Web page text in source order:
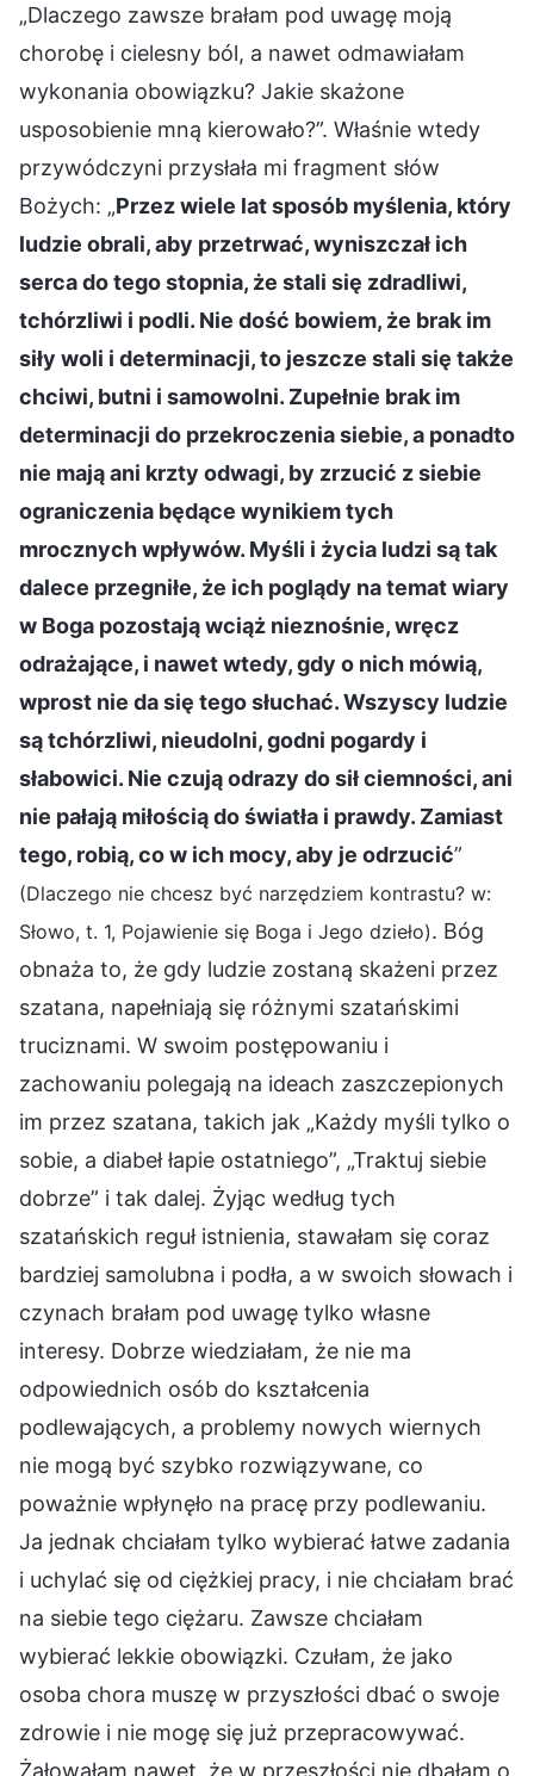
„Dlaczego zawsze brałam pod uwagę moją
chorobę i cielesny ból, a nawet odmawiałam
wykonania obowiązku? Jakie skażone
usposobienie mną kierowało?”. Właśnie wtedy
przywódczyni przysłała mi fragment słów
Bożych: „Przez wiele lat sposób myślenia, który
ludzie obrali, aby przetrwać, wyniszczał ich
serca do tego stopnia, że stali się zdradliwi,
tchórzliwi i podli. Nie dość bowiem, że brak im
siły woli i determinacji, to jeszcze stali się także
chciwi, butni i samowolni. Zupełnie brak im
determinacji do przekroczenia siebie, a ponadto
nie mają ani krzty odwagi, by zrzucić z siebie
ograniczenia będące wynikiem tych
mrocznych wpływów. Myśli i życia ludzi są tak
dalece przegniłe, że ich poglądy na temat wiary
w Boga pozostają wciąż nieznośnie, wręcz
odrażające, i nawet wtedy, gdy o nich mówią,
wprost nie da się tego słuchać. Wszyscy ludzie
są tchórzliwi, nieudolni, godni pogardy i
słabowici. Nie czują odrazy do sił ciemności, ani
nie pałają miłością do światła i prawdy. Zamiast
tego, robią, co w ich mocy, aby je odrzucić”
(Dlaczego nie chcesz być narzędziem kontrastu? w:
Słowo, t. 1, Pojawienie się Boga i Jego dzieło). Bóg
obnaża to, że gdy ludzie zostaną skażeni przez
szatana, napełniają się różnymi szatańskimi
truciznami. W swoim postępowaniu i
zachowaniu polegają na ideach zaszczepionych
im przez szatana, takich jak „Każdy myśli tylko o
sobie, a diabeł łapie ostatniego”, „Traktuj siebie
dobrze” i tak dalej. Żyjąc według tych
szatańskich reguł istnienia, stawałam się coraz
bardziej samolubna i podła, a w swoich słowach i
czynach brałam pod uwagę tylko własne
interesy. Dobrze wiedziałam, że nie ma
odpowiednich osób do kształcenia
podlewających, a problemy nowych wiernych
nie mogą być szybko rozwiązywane, co
poważnie wpłynęło na pracę przy podlewaniu.
Ja jednak chciałam tylko wybierać łatwe zadania
i uchylać się od ciężkiej pracy, i nie chciałam brać
na siebie tego ciężaru. Zawsze chciałam
wybierać lekkie obowiązki. Czułam, że jako
osoba chora muszę w przyszłości dbać o swoje
zdrowie i nie mogę się już przepracowywać.
Żałowałam nawet, że w przeszłości nie dbałam o